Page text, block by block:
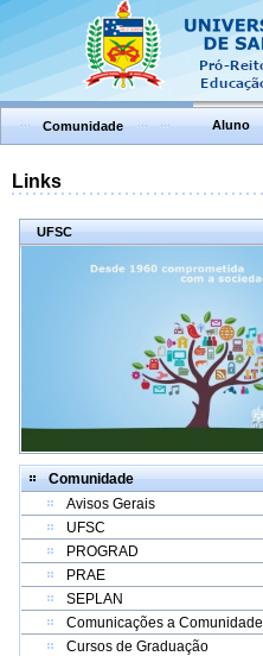
Comunidade Aluno
Links
UFSC
Comunidade
Avisos Gerais
UFSC
PROGRAD
PRAE
SEPLAN
Comunicações a Comunidade
Cursos de Graduação